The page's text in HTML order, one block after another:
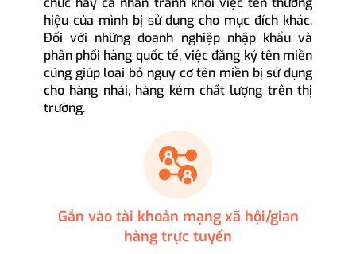
hiệu của mình bị sử dụng cho mục đích khác.
Đối với những doanh nghiệp nhập khẩu và
phân phối hàng quốc tế, việc đăng ký tên miền
cũng giúp loại bỏ nguy cơ tên miền bị sử dụng
cho hàng nhái, hàng kém chất lượng trên thị
trường.
Gắn vào tài khoản mạng xã hội/gian
hàng trực tuyến